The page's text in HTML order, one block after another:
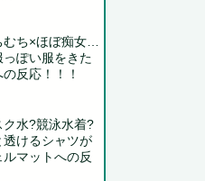
むち×ほぼ痴女…
っぽい服をきた
反応！！！
ク水?競泳水着?
けるシャツが
マットへの反